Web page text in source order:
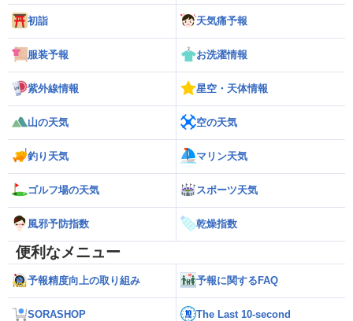
初詣 天気痛予報
服装予報 お洗濯情報
紫外線情報 星空・天体情報
山の天気 空の天気
釣り天気 マリン天気
ゴルフ場の天気 スポーツ天気
風邪予防指数 乾燥指数
便利なメニュー
予報精度向上の取り組み 予報に関するFAQ
SORASHOP The Last 10-second